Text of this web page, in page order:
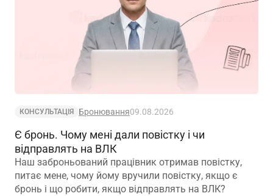
КОНСУЛЬТАЦІЯ Бронювання09.08.2026
Є бронь. Чому мені дали повістку і чи
відправлять на ВЛК
Наш заброньований працівник отримав повістку,
питає мене, чому йому вручили повістку, якщо є
бронь і що робити, якщо відправлять на ВЛК?